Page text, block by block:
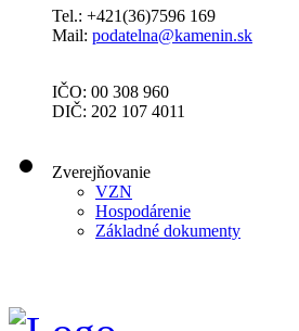
Tel.: +421(36)7596 169
Mail: podatelna@kamenin.sk
IČO: 00 308 960
DIČ: 202 107 4011
Zverejňovanie
VZN
Hospodárenie
Základné dokumenty